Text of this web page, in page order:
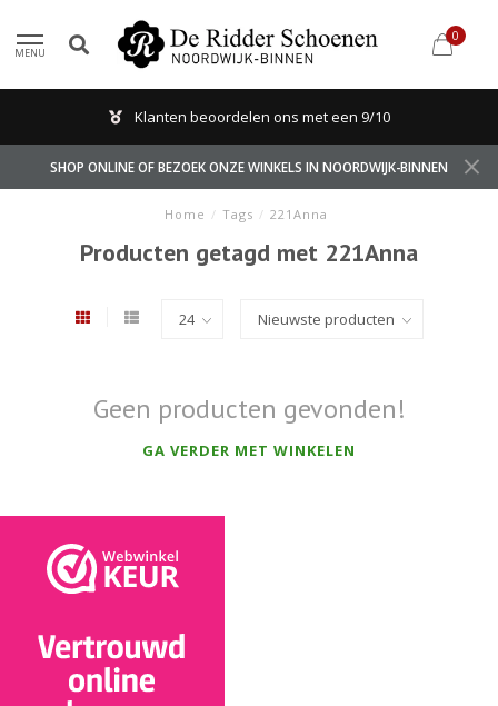
MENU
0
Klanten beoordelen ons met een 9/10
SHOP ONLINE OF BEZOEK ONZE WINKELS IN NOORDWIJK-BINNEN
Home / Tags / 221Anna
Producten getagd met 221Anna
Geen producten gevonden!
GA VERDER MET WINKELEN